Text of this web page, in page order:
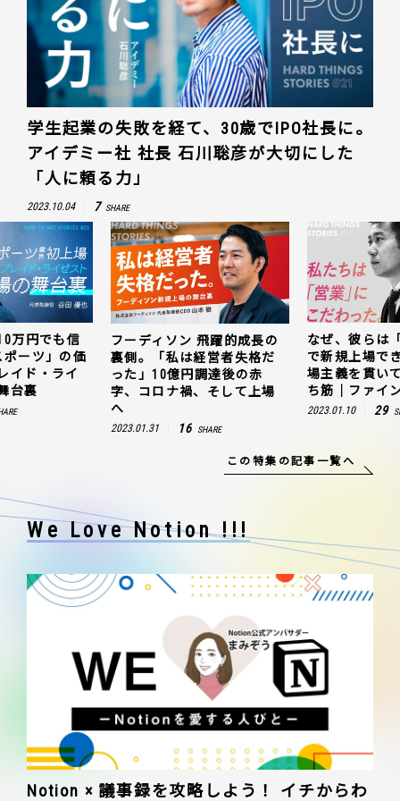
学生起業の失敗を経て、30歳でIPO社長に。
アイデミー社 社長 石川聡彦が大切にした
「人に頼る力」
2023.10.04 7 SHARE
万円でも信
ーツ」の価
イド・ライ
台裏
フーディソン 飛躍的成長の
裏側。「私は経営者失格だ
った」10億円調達後の赤
字、コロナ禍、そして上場
へ
2023.01.31 16 SHARE
なぜ、彼らは
で新規上場で
場主義を貫い
ち筋｜ファイ
2023.01.10 29
この特集の記事一覧へ
We Love Notion !!!
Notion × 議事録を攻略しよう！ イチからわ